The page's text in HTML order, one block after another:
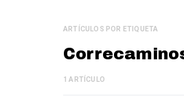
ARTÍCULOS POR ETIQUETA
1 ARTÍCULO